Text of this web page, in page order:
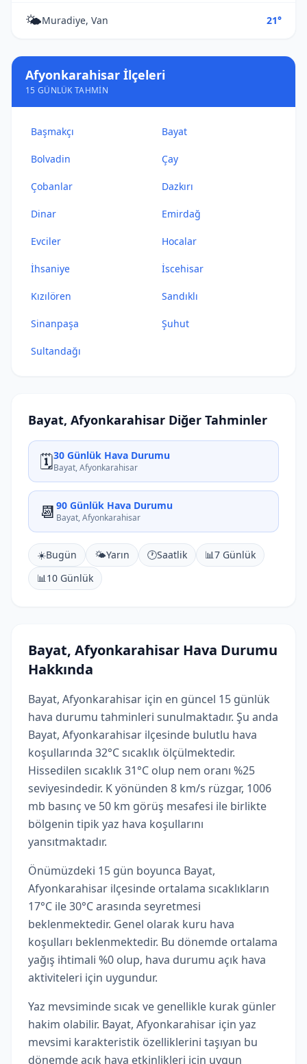
🌤️Muradiye, Van 21°
Afyonkarahisar İlçeleri
15 GÜNLÜK TAHMIN
Başmakçı Bayat
Bolvadin Çay
Çobanlar Dazkırı
Dinar Emirdağ
Evciler Hocalar
İhsaniye İscehisar
Kızılören Sandıklı
Sinanpaşa Şuhut
Sultandağı
Bayat, Afyonkarahisar Diğer Tahminler
🗓️30 Günlük Hava Durumu
Bayat, Afyonkarahisar
📆 90 Günlük Hava Durumu
Bayat, Afyonkarahisar
☀️Bugün 🌤️Yarın 🕐Saatlik 📊7 Günlük
📊10 Günlük
Bayat, Afyonkarahisar Hava Durumu
Hakkında
Bayat, Afyonkarahisar için en güncel 15 günlük
hava durumu tahminleri sunulmaktadır. Şu anda
Bayat, Afyonkarahisar ilçesinde bulutlu hava
koşullarında 32°C sıcaklık ölçülmektedir.
Hissedilen sıcaklık 31°C olup nem oranı %25
seviyesindedir. K yönünden 8 km/s rüzgar, 1006
mb basınç ve 50 km görüş mesafesi ile birlikte
bölgenin tipik yaz hava koşullarını
yansıtmaktadır.
Önümüzdeki 15 gün boyunca Bayat,
Afyonkarahisar ilçesinde ortalama sıcaklıkların
17°C ile 30°C arasında seyretmesi
beklenmektedir. Genel olarak kuru hava
koşulları beklenmektedir. Bu dönemde ortalama
yağış ihtimali %0 olup, hava durumu açık hava
aktiviteleri için uygundur.
Yaz mevsiminde sıcak ve genellikle kurak günler
hakim olabilir. Bayat, Afyonkarahisar için yaz
mevsimi karakteristik özelliklerini taşıyan bu
dönemde açık hava etkinlikleri için uygun